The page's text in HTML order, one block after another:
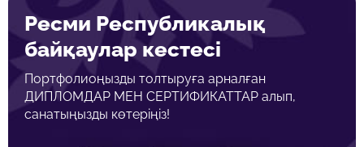
Ресми Республикалық
байқаулар кестесі
Портфолиоңызды толтыруға арналған
ДИПЛОМДАР МЕН СЕРТИФИКАТТАР алып,
санатыңызды көтеріңіз!